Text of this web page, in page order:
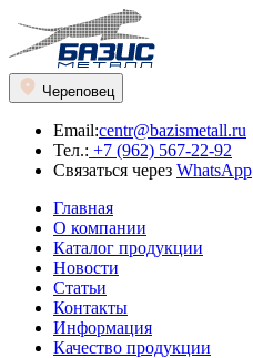
Череповец
Email:centr@bazismetall.ru
Тел.: +7 (962) 567-22-92
Связаться через WhatsApp
Главная
О компании
Каталог продукции
Новости
Статьи
Контакты
Информация
Качество продукции